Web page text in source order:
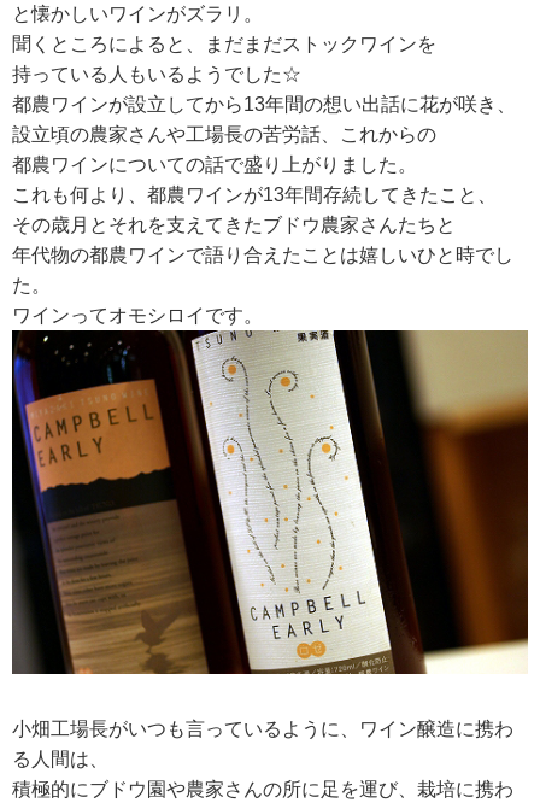
と懐かしいワインがズラリ。
聞くところによると、まだまだストックワインを
持っている人もいるようでした☆
都農ワインが設立してから13年間の想い出話に花が咲き、
設立頃の農家さんや工場長の苦労話、これからの
都農ワインについての話で盛り上がりました。
これも何より、都農ワインが13年間存続してきたこと、
その歳月とそれを支えてきたブドウ農家さんたちと
年代物の都農ワインで語り合えたことは嬉しいひと時でし
た。
ワインってオモシロイです。
小畑工場長がいつも言っているように、ワイン醸造に携わ
る人間は、
積極的にブドウ園や農家さんの所に足を運び、栽培に携わ